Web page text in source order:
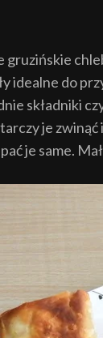
gruzińskie
idealne do
składniki
je zwinąć
je same.